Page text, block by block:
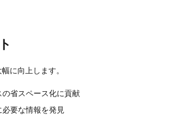
に向上します。
省スペース化に貢献
要な情報を発見